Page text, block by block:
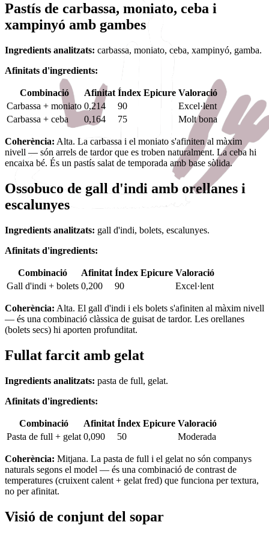
Pastís de carbassa, moniato, ceba i
xampinyó amb gambes
Ingredients analitzats: carbassa, moniato, ceba, xampinyó, gamba.
Afinitats d'ingredients:
Combinació Afinitat Índex Epicure Valoració
Carbassa + moniato 0,214 90
Excel·lent
Carbassa + ceba
0,164 75 Molt bona
Coherència: Alta. La carbassa i el moniato s'afiniten al màxim
nivell — són arrels de tardor que es troben naturalment. La ceba hi
encaixa bé. És un pastís salat de temporada amb base sòlida.
Ossobuco de gall d'indi amb orellanes i
escalunyes
Ingredients analitzats: gall d'indi, bolets, escalunyes.
Afinitats d'ingredients:
Combinació Afinitat Índex Epicure Valoració
Gall d'indi + bolets 0,200 90 Excel·lent
Coherència: Alta. El gall d'indi i els bolets s'afiniten al màxim nivell
— és una combinació clàssica de guisat de tardor. Les orellanes
(bolets secs) hi aporten profunditat.
Fullat farcit amb gelat
Ingredients analitzats: pasta de full, gelat.
Afinitats d'ingredients:
Combinació Afinitat Índex Epicure Valoració
Pasta de full + gelat 0,090 50 Moderada
Coherència: Mitjana. La pasta de full i el gelat no són companys
naturals segons el model — és una combinació de contrast de
temperatures (cruixent calent + gelat fred) que funciona per textura,
no per afinitat.
Visió de conjunt del sopar